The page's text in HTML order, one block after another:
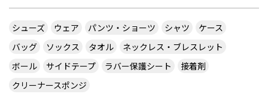
シューズ ウェア パンツ・ショーツ シャツ
ケース
バッグ
ソックス タオル
ネックレス・ブレスレット
ボール
サイドテープ ラバー保護シート
接着剤
クリーナースポンジ